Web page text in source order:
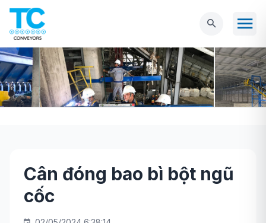
Trang chủ
đóng bao bì bột ngũ cốc
Cân đóng bao bì bột ngũ
cốc